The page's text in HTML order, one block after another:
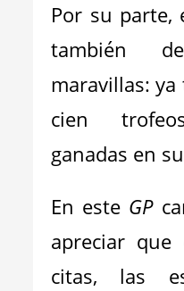
Por su parte,
también
maravillas:
cien
ganadas en
En este GP
apreciar que
citas, las